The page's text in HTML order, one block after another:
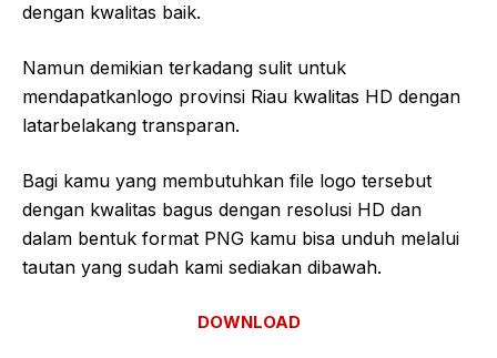
dengan kwalitas baik.
Namun demikian terkadang sulit untuk
mendapatkanlogo provinsi Riau kwalitas HD dengan
latarbelakang transparan.
Bagi kamu yang membutuhkan file logo tersebut
dengan kwalitas bagus dengan resolusi HD dan
dalam bentuk format PNG kamu bisa unduh melalui
tautan yang sudah kami sediakan dibawah.
DOWNLOAD